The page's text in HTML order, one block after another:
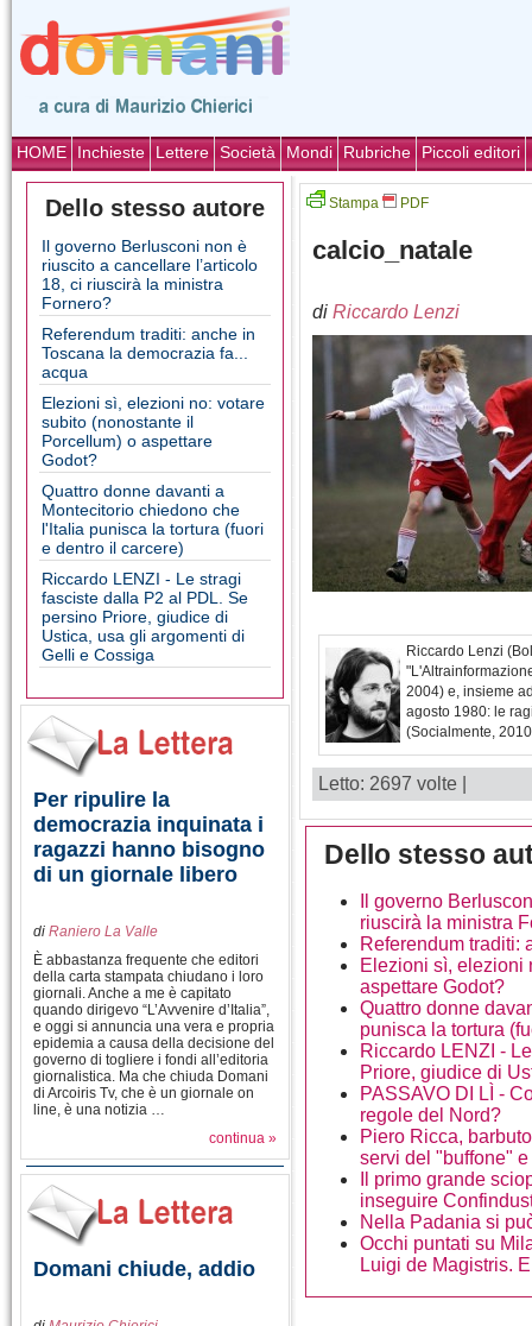
HOME Inchieste Lettere Società Mondi Rubriche Piccoli editori
Dello stesso autore
Il governo Berlusconi non è
riuscito a cancellare l’articolo
18, ci riuscirà la ministra
Fornero?
Referendum traditi: anche in
Toscana la democrazia fa...
acqua
Elezioni sì, elezioni no: votare
subito (nonostante il
Porcellum) o aspettare
Godot?
Quattro donne davanti a
Montecitorio chiedono che
l'Italia punisca la tortura (fuori
e dentro il carcere)
Riccardo LENZI - Le stragi
fasciste dalla P2 al PDL. Se
persino Priore, giudice di
Ustica, usa gli argomenti di
Gelli e Cossiga
Per ripulire la
democrazia inquinata i
ragazzi hanno bisogno
di un giornale libero
di Raniero La Valle
È abbastanza frequente che editori
della carta stampata chiudano i loro
giornali. Anche a me è capitato
quando dirigevo “L’Avvenire d’Italia”,
e oggi si annuncia una vera e propria
epidemia a causa della decisione del
governo di togliere i fondi all’editoria
giornalistica. Ma che chiuda Domani
di Arcoiris Tv, che è un giornale on
line, è una notizia …
continua »
Domani chiude, addio
Stampa PDF
calcio_natale
di Riccardo Lenzi
Riccardo Lenzi
2004) e, insieme
agosto 1980: le
(Socialmente,
Letto: 2697 volte |
Dello stesso
Il governo
riuscirà la ministra
Referendum traditi:
Elezioni sì, elezioni
aspettare Godot?
Quattro donne
punisca la tortura
Riccardo LENZI -
Priore, giudice di
PASSAVO DI LÌ -
regole del Nord?
Piero Ricca,
servi del "buffone"
Il primo grande
inseguire
Nella Padania si
Occhi puntati su
Luigi de Magistris.